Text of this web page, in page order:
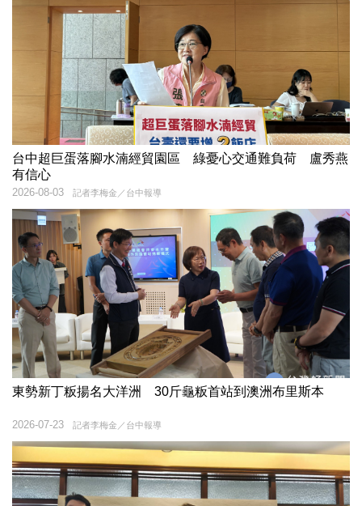
台中超巨蛋落腳水湳經貿園區 綠憂心交通難負荷 盧秀燕
有信心
記者李梅金／台中報導
2026-08-03
東勢新丁粄揚名大洋洲 30斤龜粄首站到澳洲布里斯本
記者李梅金／台中報導
2026-07-23